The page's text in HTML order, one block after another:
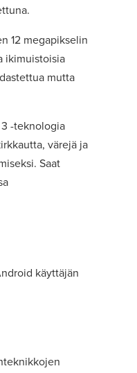
12 megapikselin
ikimuistoisia
mutta
3 -teknologia
värejä ja
Saat
käyttäjän